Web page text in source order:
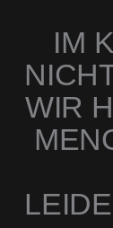
IM
WIR